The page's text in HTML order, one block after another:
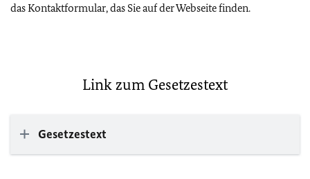
das Kontaktformular, das Sie auf der Webseite finden.
Link zum Gesetzestext
Gesetzestext